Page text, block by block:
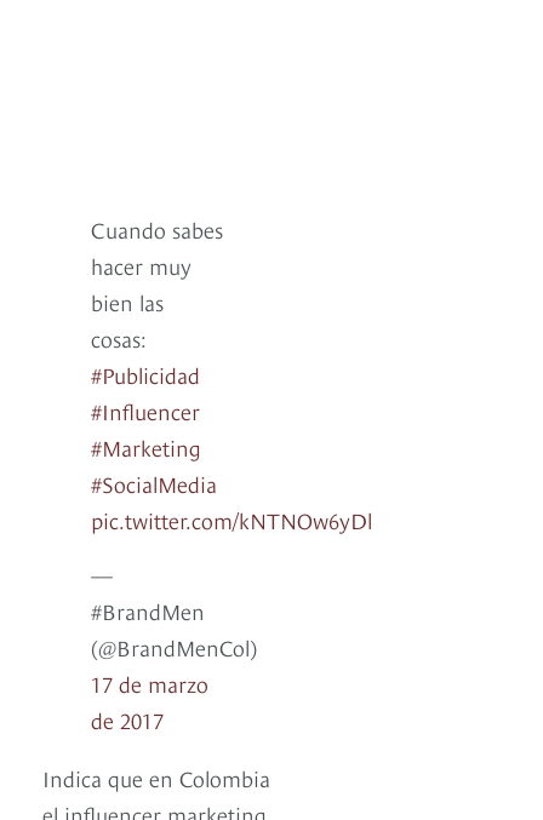
Cuando sabes
hacer muy
bien las
cosas:
#Publicidad
#Influencer
#Marketing
#SocialMedia
pic.twitter.com/kNTNOw6yDl
—
#BrandMen
(@BrandMenCol)
17 de marzo
de 2017
Indica que en Colombia
el influencer marketing